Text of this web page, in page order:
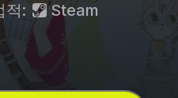
적: Steam